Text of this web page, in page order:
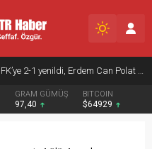
Boluspor evinde Manisa FK’ye 2-1 yenildi, Erdem Can Polat sakatlandı
GRAM GÜMÜŞ
97,40
BITCOIN
$64929